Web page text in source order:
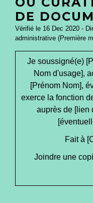
DE
Vérifié le 16 Dec 2020 -
administrative (Première
Je soussigné(e)
Nom d'usage],
[Prénom Nom],
exerce la fonction
auprès de [lien
Fait à
Joindre une